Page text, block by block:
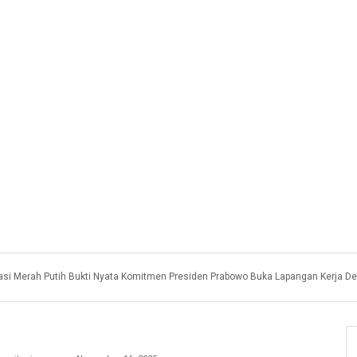
Merah Putih Bukti Nyata Komitmen Presiden Prabowo Buka Lapangan Kerja